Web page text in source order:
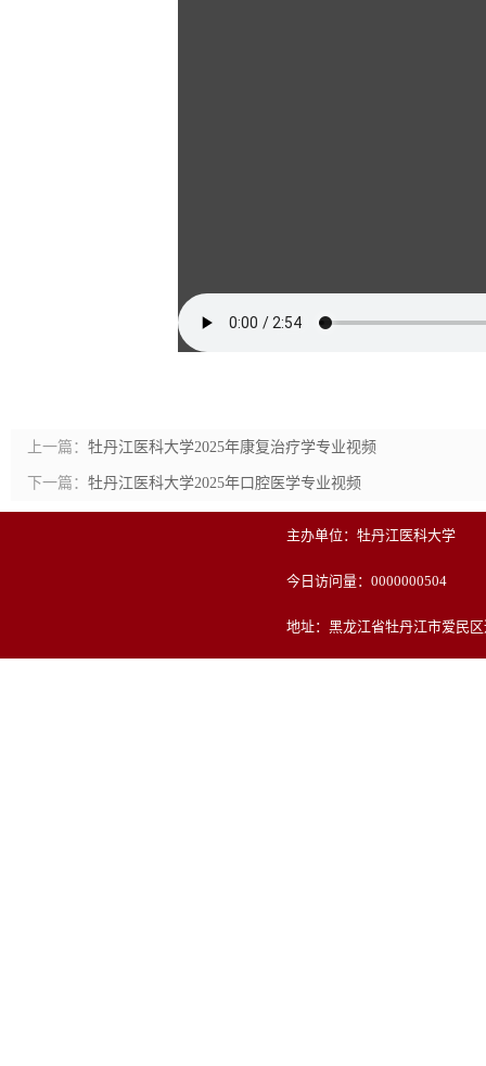
上一篇： 牡丹江医科大学2025年康复治疗学专业视频
下一篇： 牡丹江医科大学2025年口腔医学专业视频
主办单位：牡丹江医科大学
今日访问量： 0000000504
地址：黑龙江省牡丹江市爱民